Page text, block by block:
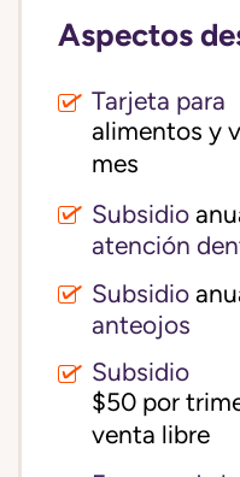
Aspectos
Tarjeta para
alimentos y
mes
Subsidio
atención
Subsidio
anteojos
Subsidio
$50 por
venta libre